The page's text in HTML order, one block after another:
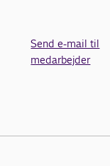
Send e-mail til
medarbejder